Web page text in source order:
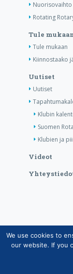
Nuorisovaihto
Rotating
Tule
Tule mukaan
Kiinnostaako
Uutiset
Uutiset
Klubin
Suomen
Klubien ja
Videot
We use cookies to
our website. If you